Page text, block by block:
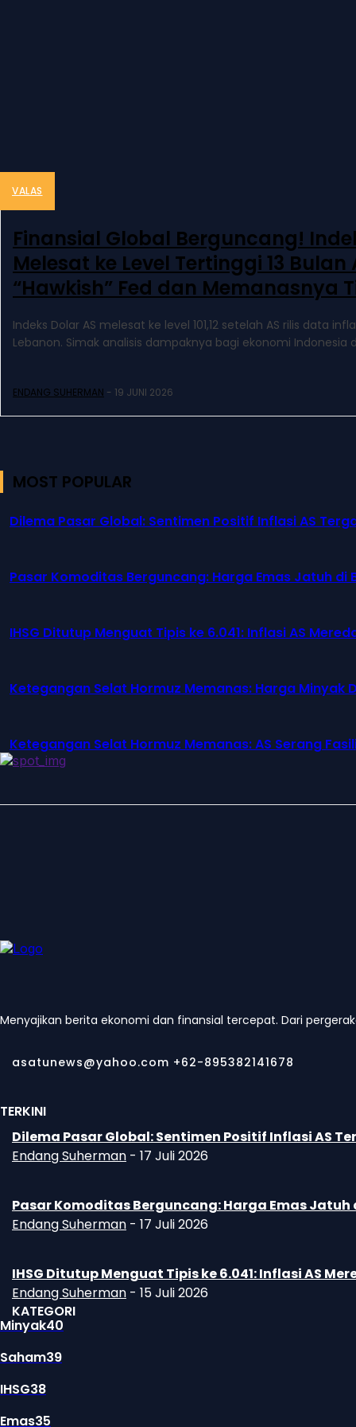
VALAS
Finansial Global Berguncang!
Melesat ke Level Tertinggi 13
“Hawkish” Fed dan Memanasnya
Indeks Dolar AS melesat ke level 101,12 setelah AS rilis data
Lebanon. Simak analisis dampaknya bagi ekonomi Indonesia
ENDANG SUHERMAN - 19 JUNI 2026
MOST POPULAR
Dilema Pasar Global: Sentimen Positif Inflasi AS
Pasar Komoditas Berguncang: Harga Emas Jatuh di
IHSG Ditutup Menguat Tipis ke 6.041: Inflasi AS
Ketegangan Selat Hormuz Memanas: Harga Minyak
Ketegangan Selat Hormuz Memanas: AS Serang
Menyajikan berita ekonomi dan finansial tercepat. Dari
asatunews@yahoo.com +62-895382141678
TERKINI
Dilema Pasar Global: Sentimen Positif Inflasi AS
Endang Suherman - 17 Juli 2026
Pasar Komoditas Berguncang: Harga Emas
Endang Suherman - 17 Juli 2026
IHSG Ditutup Menguat Tipis ke 6.041: Inflasi AS
Endang Suherman - 15 Juli 2026
KATEGORI
Minyak40
Saham39
IHSG38
Emas35